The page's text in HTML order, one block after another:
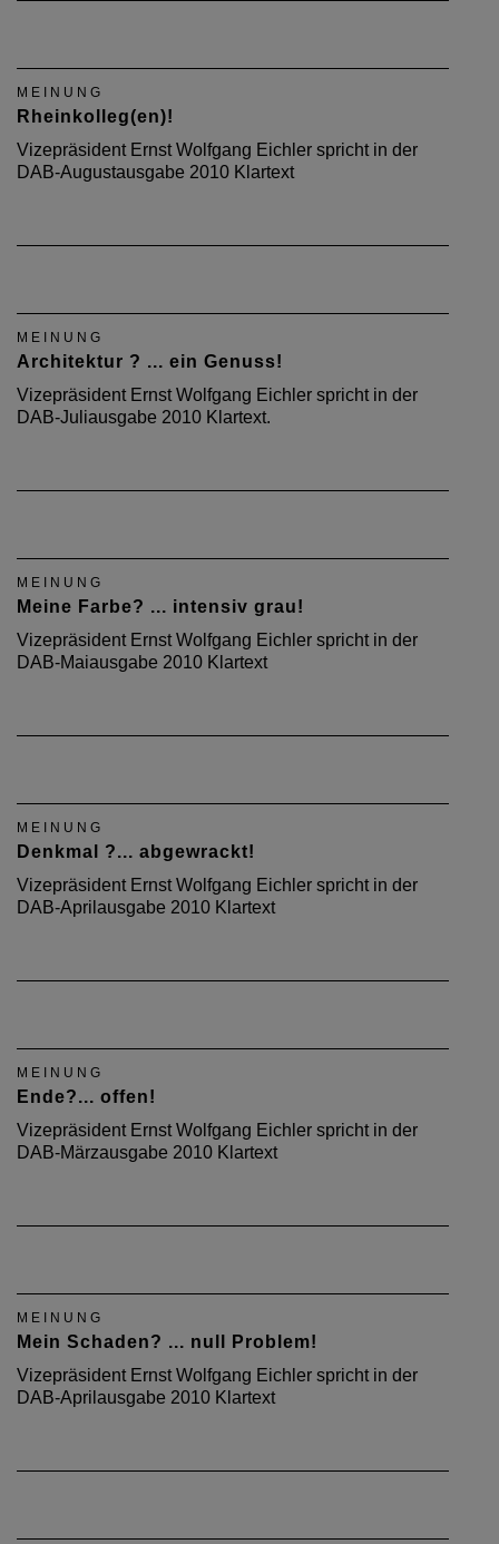
MEINUNG
Rheinkolleg(en)!
Vizepräsident Ernst Wolfgang Eichler spricht in der
DAB-Augustausgabe 2010 Klartext
MEINUNG
Architektur ? ... ein Genuss!
Vizepräsident Ernst Wolfgang Eichler spricht in der
DAB-Juliausgabe 2010 Klartext.
MEINUNG
Meine Farbe? ... intensiv grau!
Vizepräsident Ernst Wolfgang Eichler spricht in der
DAB-Maiausgabe 2010 Klartext
MEINUNG
Denkmal ?... abgewrackt!
Vizepräsident Ernst Wolfgang Eichler spricht in der
DAB-Aprilausgabe 2010 Klartext
MEINUNG
Ende?... offen!
Vizepräsident Ernst Wolfgang Eichler spricht in der
DAB-Märzausgabe 2010 Klartext
MEINUNG
Mein Schaden? ... null Problem!
Vizepräsident Ernst Wolfgang Eichler spricht in der
DAB-Aprilausgabe 2010 Klartext